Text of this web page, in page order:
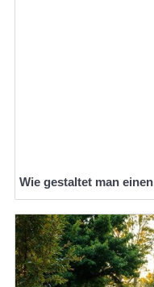
Wie gestaltet man